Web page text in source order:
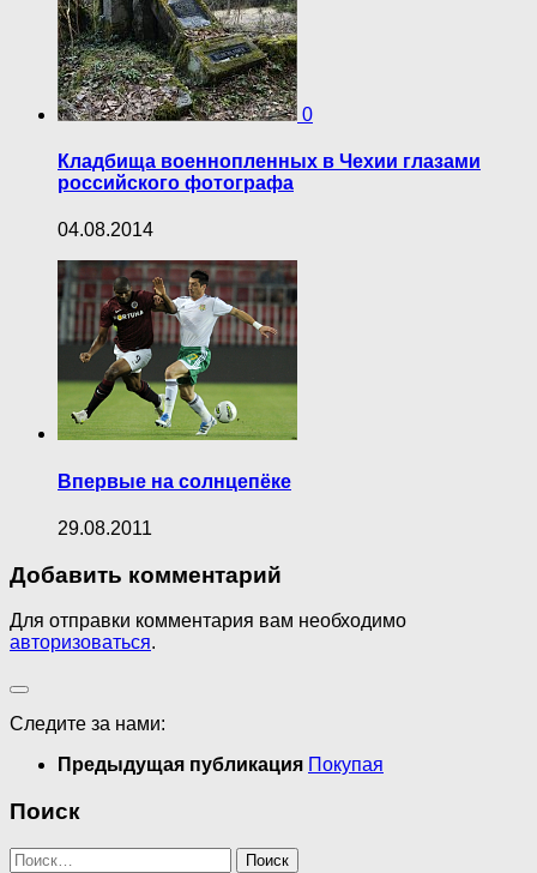
0
Кладбища военнопленных в Чехии глазами
российского фотографа
04.08.2014
Впервые на солнцепёке
29.08.2011
Добавить комментарий
Для отправки комментария вам необходимо
авторизоваться.
Следите за нами:
Предыдущая публикация Покупая
Поиск
Найти: